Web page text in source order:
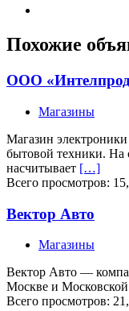
Похожие
ООО
Магазины
Магазин
бытовой техники. На
насчитывает […]
Всего просмотров: 15,
Вектор Авто
Магазины
Вектор Авто —
Москве и
Всего просмотров: